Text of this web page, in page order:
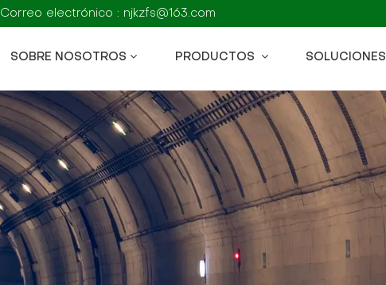
Correo electrónico : njkzfs@163.com
SOBRE NOSOTROS PRODUCTOS SOLUCIONES